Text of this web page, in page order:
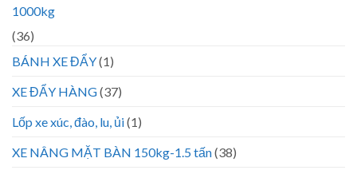
1000kg
(36)
BÁNH XE ĐẨY(1)
XE ĐẨY HÀNG(37)
Lốp xe xúc, đào, lu, ủi(1)
XE NÂNG MẶT BÀN 150kg-1.5 tấn(38)